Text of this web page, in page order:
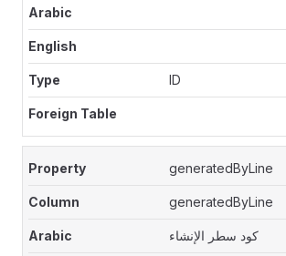
ID
generatedByLine
generatedByLine
كود سطر الإنشاء